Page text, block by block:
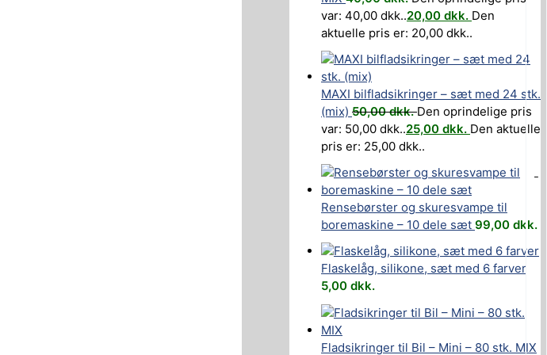
-
var: 40,00 dkk..20,00 dkk. Den
aktuelle pris er: 20,00 dkk..
MAXI bilfladsikringer – sæt med 24 stk.
(mix) 50,00dkk.Den oprindelige pris
var: 50,00 dkk..25,00 dkk. Den aktuelle
pris er: 25,00 dkk..
Rensebørster og skuresvampe til
boremaskine – 10 dele sæt 99,00 dkk.
Flaskelåg, silikone, sæt med 6 farver
5,00 dkk.
Fladsikringer til Bil – Mini – 80 stk. MIX